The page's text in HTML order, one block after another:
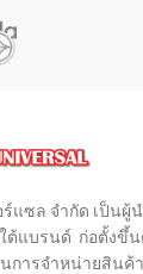
แซล จำกัด เป็นผู้
ต้แบรนด์ ก่อตั้งขึ้
การจำหน่ายสินค้า